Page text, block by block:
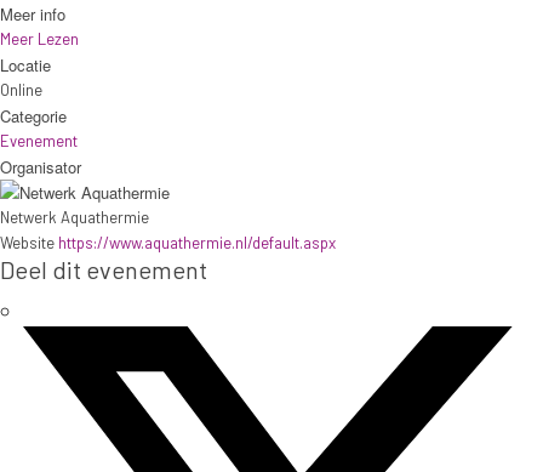
Meer info
Meer Lezen
Locatie
Online
Categorie
Evenement
Organisator
Netwerk Aquathermie
Website https://www.aquathermie.nl/default.aspx
Deel dit evenement